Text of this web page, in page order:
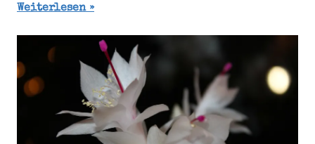
Weiterlesen